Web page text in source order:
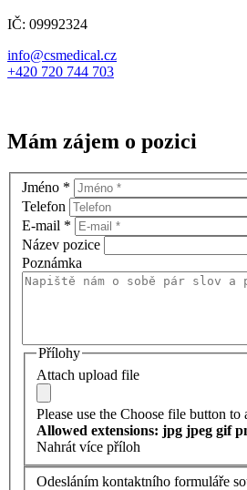
IČ: 09992324
info@csmedical.cz
+420 720 744 703
Mám zájem o pozici
Jméno *
Telefon
E-mail *
Název pozice
Poznámka
Přílohy
Attach upload file
Please use the Choose file button to
Allowed extensions: jpg jpeg gif
Nahrát více příloh
Odesláním kontaktního formuláře